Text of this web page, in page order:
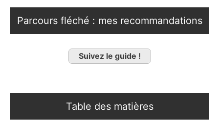
Parcours fléché : mes recommandations
Suivez le guide !
Table des matières